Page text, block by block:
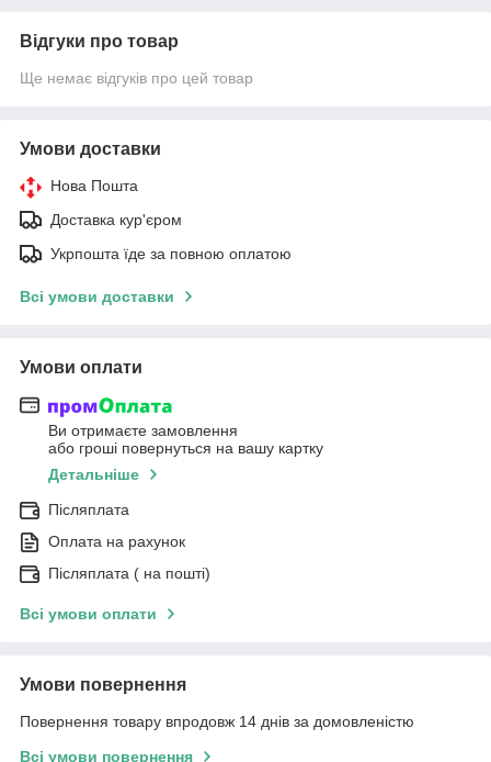
Відгуки про товар
Ще немає відгуків про цей товар
Умови доставки
Нова Пошта
Доставка кур'єром
Укрпошта їде за повною оплатою
Всі умови доставки
Умови оплати
Ви отримаєте замовлення
або гроші повернуться на вашу картку
Детальніше
Післяплата
Оплата на рахунок
Післяплата ( на пошті)
Всі умови оплати
Умови повернення
Повернення товару впродовж 14 днів за домовленістю
Всі умови повернення